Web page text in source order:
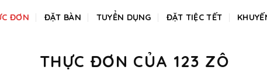
ĐƠN ĐẶT BÀN TUYỂN DỤNG ĐẶT TIỆC TẾT
THỰC ĐƠN CỦA 123 ZÔ